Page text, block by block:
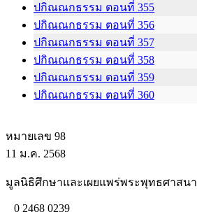
ปกิณณกธรรม ตอนที่ 355
ปกิณณกธรรม ตอนที่ 356
ปกิณณกธรรม ตอนที่ 357
ปกิณณกธรรม ตอนที่ 358
ปกิณณกธรรม ตอนที่ 359
ปกิณณกธรรม ตอนที่ 360
หมายเลข 98
11 ม.ค. 2568
มูลนิธิศึกษาและเผยแพร่พระพุทธศาสนา
0 2468 0239